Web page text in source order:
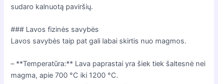
sudaro kalnuotą paviršių.
### Lavos fizinės savybės
Lavos savybės taip pat gali labai skirtis nuo magmos.
– **Temperatūra:** Lava paprastai yra šiek tiek šaltesnė nei
magma, apie 700 °C iki 1200 °C.